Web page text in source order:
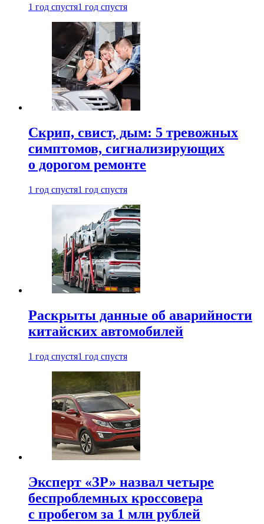
1 год спустя1 год спустя
Скрип, свист, дым: 5 тревожных
симптомов, сигнализирующих
о дорогом ремонте
1 год спустя1 год спустя
Раскрыты данные об аварийности
китайских автомобилей
1 год спустя1 год спустя
Эксперт «ЗР» назвал четыре
беспроблемных кроссовера
с пробегом за 1 млн рублей